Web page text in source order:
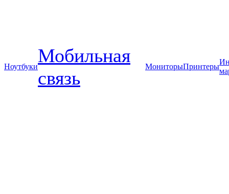
Ноутбуки
Мобильная
связь
МониторыПринтеры